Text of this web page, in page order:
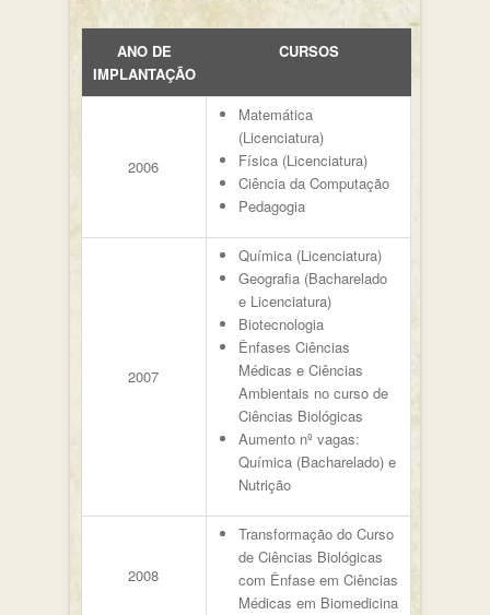
ANO DE
IMPLANTAÇÃO
CURSOS
2006
Matemática
(Licenciatura)
Física (Licenciatura)
Ciência da Computação
Pedagogia
2007
Química (Licenciatura)
Geografia (Bacharelado
e Licenciatura)
Biotecnologia
Ênfases Ciências
Médicas e Ciências
Ambientais no curso de
Ciências Biológicas
Aumento nº vagas:
Química (Bacharelado) e
Nutrição
2008
Transformação do Curso
de Ciências Biológicas
com Ênfase em Ciências
Médicas em Biomedicina